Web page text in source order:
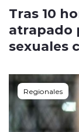
Tras 10
atrapado
sexuales
Regionales